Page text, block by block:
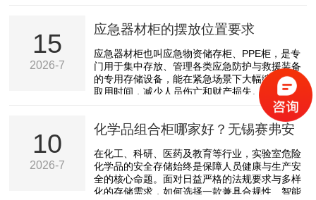
命科研筑牢合规根基。动物实验柜的设计与功
体采用一体化密闭结构，搭配高效空气过滤系
统，可有效隔绝外界污染物，同时对柜内废气进
行净化处理，防止有害微生物、异味外泄，避免
对实验室环境造成污染。柜...
15
2026-7
应急器材柜的摆放位置要求
应急器材柜也叫应急物资储存柜、PPE柜，是专
门用于集中存放、管理各类应急防护与救援装备
的专用存储设备，能在紧急场景下大幅缩短装备
取用时间，减少人员伤亡和财产损失。壳体全部
采用≥1.2mm的冷轧钢板,内外表面经酸洗磷化粉
末喷涂，烘热固化处理。柜门采用双门≥1.0mm
的优质冷轧钢板，天地锁设计，结构坚固耐用。
呼吸器具。小体积PPE及紧急器材存放区，根据
工作需要储存。层板可上下调节，满足不同尺寸
的物件存放。柜体正上方有醒目提示标签。常见
存放...
10
2026-7
化学品组合柜哪家好？无锡赛弗安
全，为实验室危化品管理提供一站
式闭环方案
在化工、科研、医药及教育等行业，实验室危险
化学品的安全存储始终是保障人员健康与生产安
全的核心命题。面对日益严格的法规要求与多样
化的存储需求，如何选择一款兼具合规性、智能